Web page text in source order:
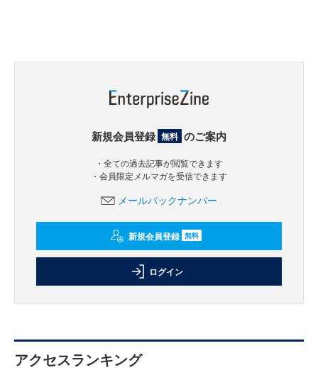
新規会員登録 無料 のご案内
・全ての過去記事が閲覧できます
・会員限定メルマガを受信できます
メールバックナンバー
新規会員登録 無料
ログイン
アクセスランキング